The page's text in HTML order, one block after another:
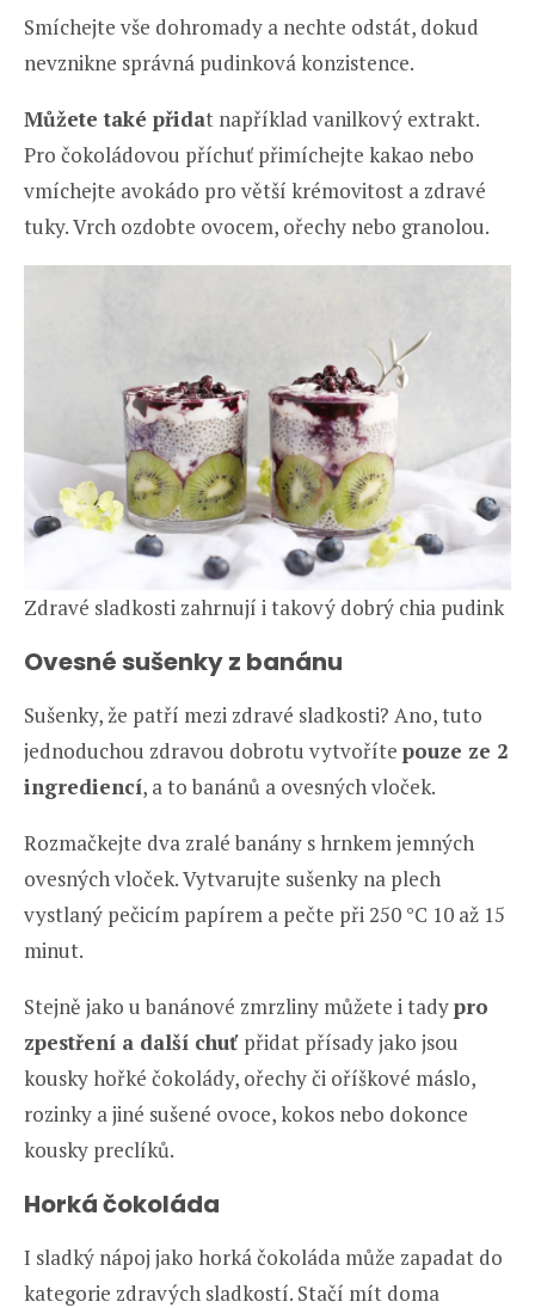
Smíchejte vše dohromady a nechte odstát, dokud
nevznikne správná pudinková konzistence.
Můžete také přidat například vanilkový extrakt.
Pro čokoládovou příchuť přimíchejte kakao nebo
vmíchejte avokádo pro větší krémovitost a zdravé
tuky. Vrch ozdobte ovocem, ořechy nebo granolou.
Zdravé sladkosti zahrnují i takový dobrý chia pudink
Ovesné sušenky z banánu
Sušenky, že patří mezi zdravé sladkosti? Ano, tuto
jednoduchou zdravou dobrotu vytvoříte pouze ze 2
ingrediencí, a to banánů a ovesných vloček.
Rozmačkejte dva zralé banány s hrnkem jemných
ovesných vloček. Vytvarujte sušenky na plech
vystlaný pečicím papírem a pečte při 250 °C 10 až 15
minut.
Stejně jako u banánové zmrzliny můžete i tadypro
zpestření a další chuť přidat přísady jako jsou
kousky hořké čokolády, ořechy či oříškové máslo,
rozinky a jiné sušené ovoce, kokos nebo dokonce
kousky preclíků.
Horká čokoláda
I sladký nápoj jako horká čokoláda může zapadat do
kategorie zdravých sladkostí. Stačí mít doma